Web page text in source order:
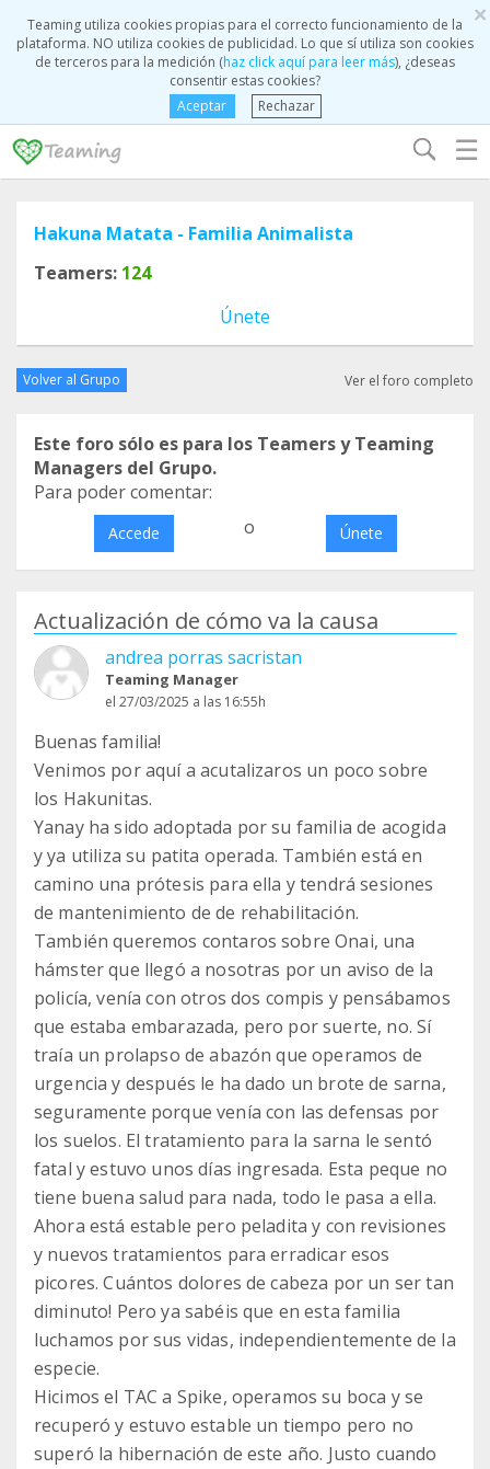
×
Teaming utiliza cookies propias para el correcto funcionamiento de la
plataforma. NO utiliza cookies de publicidad. Lo que sí utiliza son cookies
de terceros para la medición (haz click aquí para leer más), ¿deseas
consentir estas cookies?
Aceptar
Rechazar
☰
Hakuna Matata - Familia Animalista
Teamers: 124
Únete
Volver al Grupo Ver el foro completo
Este foro sólo es para los Teamers y Teaming
Managers del Grupo.
Para poder comentar:
Accede o Únete
Actualización de cómo va la causa
andrea porras sacristan
Teaming Manager
el 27/03/2025 a las 16:55h
Buenas familia!
Venimos por aquí a acutalizaros un poco sobre
los Hakunitas.
Yanay ha sido adoptada por su familia de acogida
y ya utiliza su patita operada. También está en
camino una prótesis para ella y tendrá sesiones
de mantenimiento de de rehabilitación.
También queremos contaros sobre Onai, una
hámster que llegó a nosotras por un aviso de la
policía, venía con otros dos compis y pensábamos
que estaba embarazada, pero por suerte, no. Sí
traía un prolapso de abazón que operamos de
urgencia y después le ha dado un brote de sarna,
seguramente porque venía con las defensas por
los suelos. El tratamiento para la sarna le sentó
fatal y estuvo unos días ingresada. Esta peque no
tiene buena salud para nada, todo le pasa a ella.
Ahora está estable pero peladita y con revisiones
y nuevos tratamientos para erradicar esos
picores. Cuántos dolores de cabeza por un ser tan
diminuto! Pero ya sabéis que en esta familia
luchamos por sus vidas, independientemente de la
especie.
Hicimos el TAC a Spike, operamos su boca y se
recuperó y estuvo estable un tiempo pero no
superó la hibernación de este año. Justo cuando